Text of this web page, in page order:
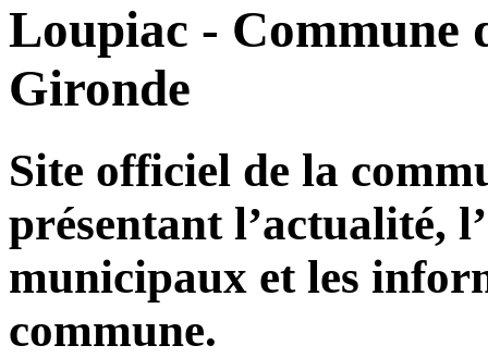
Loupiac - Commune
Gironde
Site officiel de la
présentant l’actualité,
municipaux et les
commune.